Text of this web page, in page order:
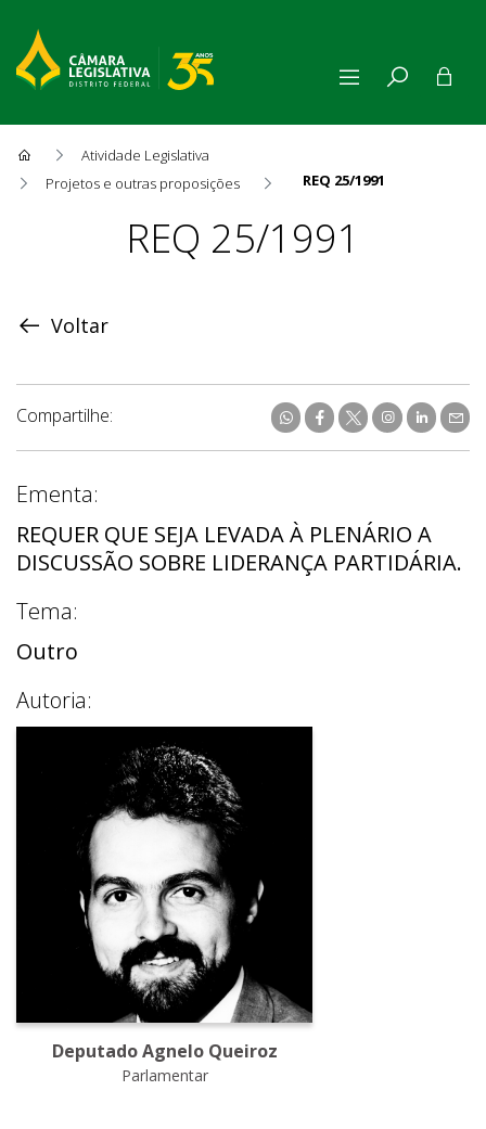
Atividade Legislativa
Projetos e outras proposições
REQ 25/1991
ProposiçãoREQ 25/1991
Voltar
Compartilhe:
Ementa:
REQUER QUE SEJA LEVADA À PLENÁRIO A
DISCUSSÃO SOBRE LIDERANÇA PARTIDÁRIA.
Tema:
Outro
Autoria:
Deputado Agnelo Queiroz
Parlamentar